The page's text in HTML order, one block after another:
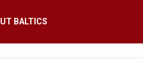
BALTICS